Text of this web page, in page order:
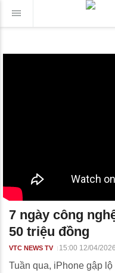
7 ngày công
50 triệu đồng
VTC NEWS TV 15:00 12/04/2026
Tuần qua, iPhone gập